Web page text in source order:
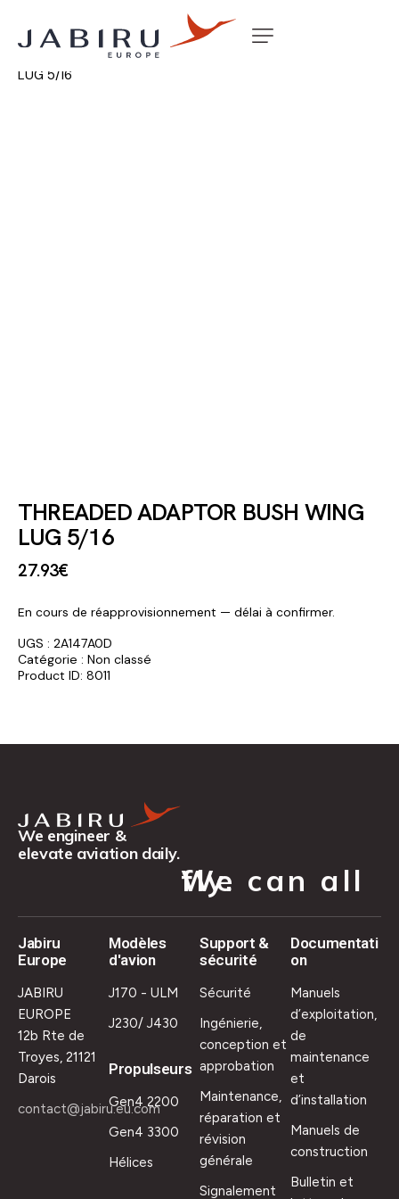
Accueil Non classé
LUG 5/16
THREADED ADAPTOR BUSH WING
LUG 5/16
27.93€
En cours de réapprovisionnement — délai à confirmer.
UGS : 2A147A0D
Catégorie : Non classé
Product ID: 8011
We engineer &
elevate aviation daily.
We can all fly.
Jabiru
Europe
JABIRU
EUROPE
12b Rte de
Troyes, 21121
Darois
contact@jabiru.eu.com
Modèles
d'avion
J170 - ULM
J230/ J430
Propulseurs
Gen4 2200
Gen4 3300
Hélices
Support &
sécurité
Sécurité
Ingénierie,
conception et
approbation
Maintenance,
réparation et
révision
générale
Signalement
Documentati
on
Manuels
d’exploitation,
de
maintenance
et
d’installation
Manuels de
construction
Bulletin et